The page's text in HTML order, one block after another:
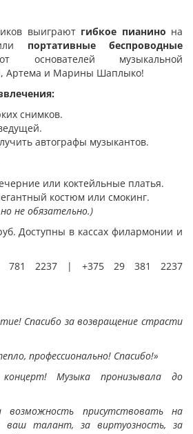
выиграют гибкое пианино на
портативные беспроводные
музыкальной
, Артема и Марины Шаплыко!
снимков.
автографы музыкантов.
или коктейльные платья.
костюм или смокинг.
не обязательно.)
Доступны в кассах филармонии и
781 2237 | +375 29 381 2237
Спасибо за возвращение страсти
профессионально! Спасибо!»
Музыка пронизывала до
возможность присутствовать на
ваш талант, за виртуозность, за